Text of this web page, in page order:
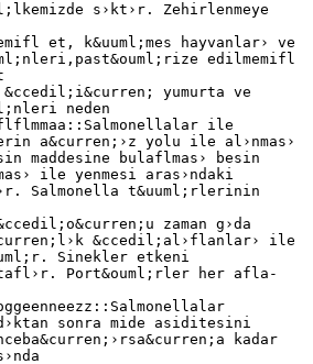
s›kt›r. Zehirlenmeye
et, k&uuml;mes hayvanlar› ve
edilmemifl
yumurta ve
neden
ile
a&curren;›z yolu ile al›nmas›
maddesine bulaflmas› besin
ile yenmesi aras›ndaki
Salmonella t&uuml;rlerinin
zaman g›da
&ccedil;al›flanlar› ile
Sinekler etkeni
Port&ouml;rler her afla-
sonra mide asiditesini
kadar